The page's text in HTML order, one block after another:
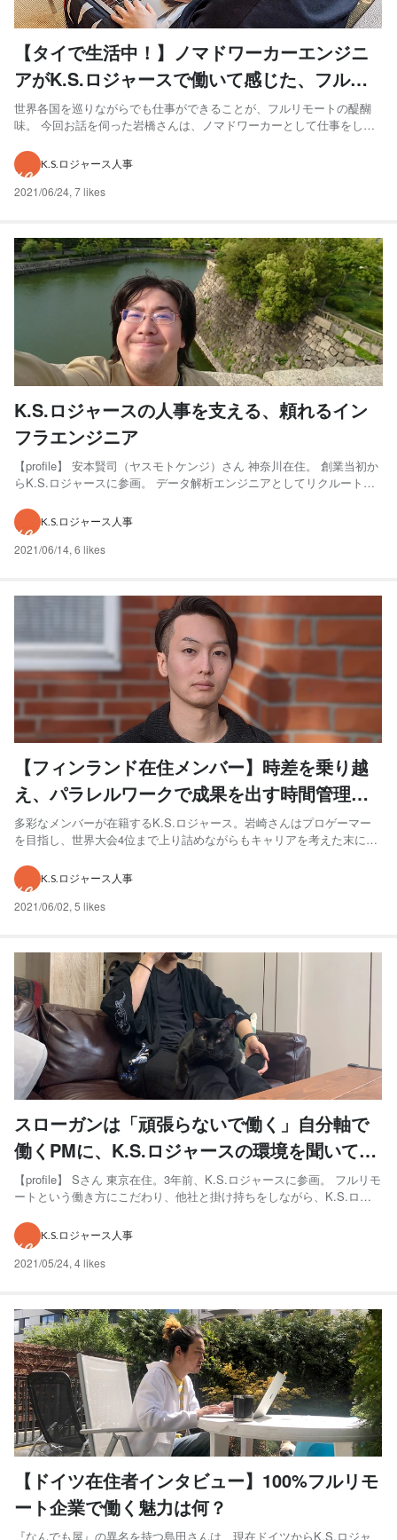
【タイで生活中！】ノマドワーカーエンジニ
アがK.S.ロジャースで働いて感じた、フルリ
モートのリアル
世界各国を巡りながらでも仕事ができることが、フルリモートの醍醐
味。 今回お話を伺った岩橋さんは、ノマドワーカーとして仕事をしな
る岩橋さんに、K.S.ロジャース株式会社（以下K.S.ロジャース）はど
のように映っているのか、インタビューしてみました。 【...
K.S.ロジャース人事
2021/06/24,7 likes
K.S.ロジャースの人事を支える、頼れるイン
フラエンジニア
【profile】 安本賢司（ヤスモトケンジ）さん 神奈川在住。 創業当初か
らK.S.ロジャースに参画。 データ解析エンジニアとしてリクルートに
ス）の人事面を支える頼れる存在。 SUUMOから、家を買って転職！？
ーお仕事は、基本ご自宅でされ...
K.S.ロジャース人事
2021/06/14, 6 likes
【フィンランド在住メンバー】時差を乗り越
え、パラレルワークで成果を出す時間管理の
コツとは？
多彩なメンバーが在籍するK.S.ロジャース。岩崎さんはプロゲーマー
を目指し、世界大会4位まで上り詰めながらもキャリアを考えた末に引
の、仕事に関する考え方や1日の過ごし方に迫ってみました。
【profile】 岩崎優介（いわさきゆうすけ） さん フィンラ...
K.S.ロジャース人事
2021/06/02, 5 likes
スローガンは「頑張らないで働く」自分軸で
働くPMに、K.S.ロジャースの環境を聞いてみ
ました
【profile】 Sさん 東京在住。3年前、K.S.ロジャースに参画。 フルリモ
ートという働き方にこだわり、他社と掛け持ちをしながら、K.S.ロジ
ー今、どこからオンライン取材に参加されていますか？ フルリモート
勤務なので、自宅からつないでいま...
K.S.ロジャース人事
2021/05/24, 4 likes
【ドイツ在住者インタビュー】100%フルリモ
ート企業で働く魅力は何？
『なんでも屋』の異名を持つ島田さんは、現在ドイツからK.S.ロジャ